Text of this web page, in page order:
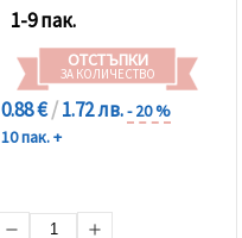
1-9 пак.
ОТСТЪПКИ
ЗА КОЛИЧЕСТВО
0.88 €/1.72 лв.- 20 %
10 пак. +